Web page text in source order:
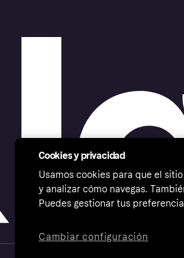
Cookies y privacidad
Usamos cookies para que el
y analizar cómo navegas.
Puedes gestionar tus
Cambiar configuración